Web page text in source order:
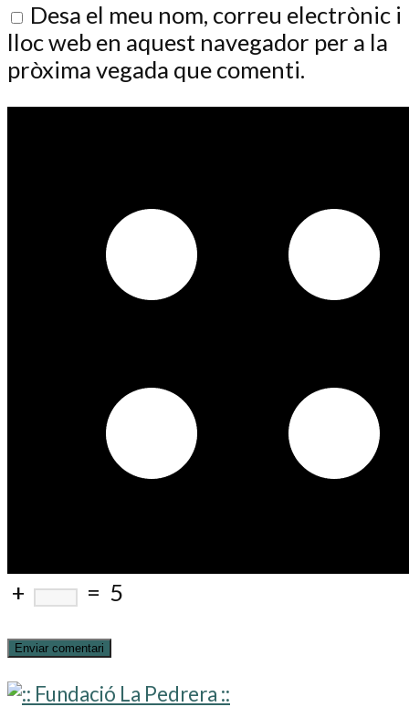
Desa el meu nom, correu electrònic i
lloc web en aquest navegador per a la
pròxima vegada que comenti.
+ = 5